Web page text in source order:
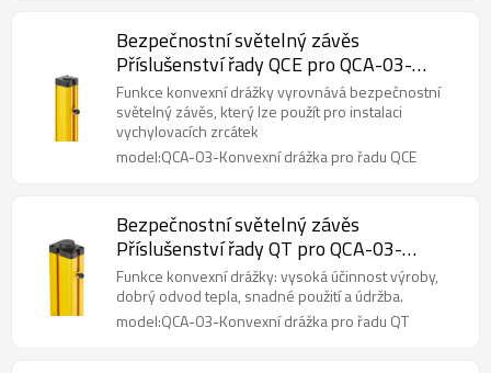
Bezpečnostní světelný závěs
Příslušenství řady QCE pro QCA-03-
Konvexní drážka
Funkce konvexní drážky vyrovnává bezpečnostní
světelný závěs, který lze použít pro instalaci
vychylovacích zrcátek
model:QCA-03-Konvexní drážka pro řadu QCE
Bezpečnostní světelný závěs
Příslušenství řady QT pro QCA-03-
Konvexní drážka
Funkce konvexní drážky: vysoká účinnost výroby,
dobrý odvod tepla, snadné použití a údržba.
model:QCA-03-Konvexní drážka pro řadu QT